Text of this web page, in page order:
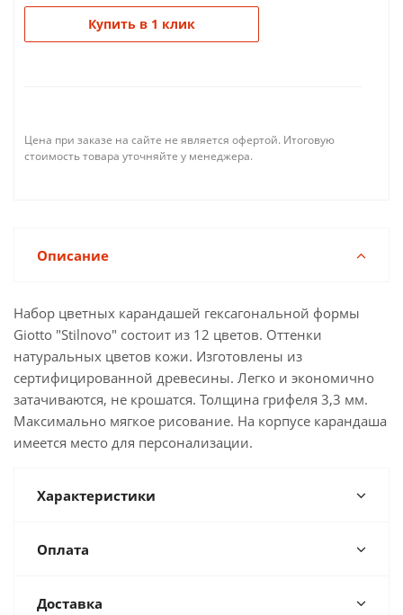
Купить в 1 клик
Цена при заказе на сайте не является офертой. Итоговую
стоимость товара уточняйте у менеджера.
Описание
Набор цветных карандашей гексагональной формы
Giotto "Stilnovo" состоит из 12 цветов. Оттенки
натуральных цветов кожи. Изготовлены из
сертифицированной древесины. Легко и экономично
затачиваются, не крошатся. Толщина грифеля 3,3 мм.
Максимально мягкое рисование. На корпусе карандаша
имеется место для персонализации.
Характеристики
Оплата
Доставка